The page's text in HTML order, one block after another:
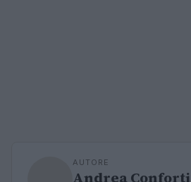
AUTORE
Andrea Conforti